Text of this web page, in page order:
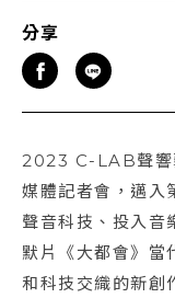
分享
2023 C-LAB聲
媒體記者會，邁入
聲音科技、投入音
默片《大都會》當
和科技交織的新創